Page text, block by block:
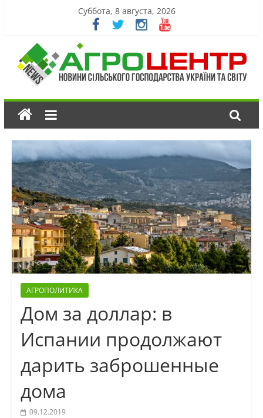
Суббота, 8 августа, 2026
АГРОПОЛИТИКА
Дом за доллар: в
Испании продолжают
дарить заброшенные
дома
09.12.2019